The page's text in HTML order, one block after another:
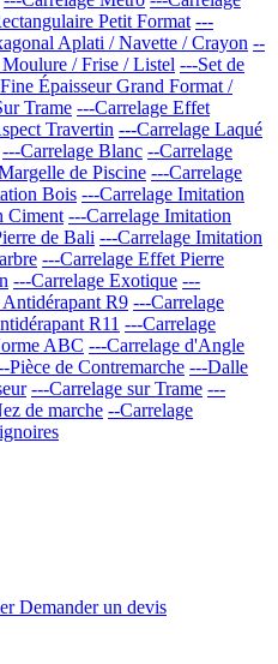
Petit Format ---
Aplati / Navette / Crayon --
/ Frise / Listel ---Set de
Épaisseur Grand Format /
Trame ---Carrelage Effet
Travertin ---Carrelage Laqué
---Carrelage Blanc --Carrelage
de Piscine ---Carrelage
Bois ---Carrelage Imitation
Ciment ---Carrelage Imitation
de Bali ---Carrelage Imitation
---Carrelage Effet Pierre
---Carrelage Exotique ---
R9 ---Carrelage
R11 ---Carrelage
ABC ---Carrelage d'Angle
Pièce de Contremarche ---Dalle
---Carrelage sur Trame ---
de marche --Carrelage
Demander un devis